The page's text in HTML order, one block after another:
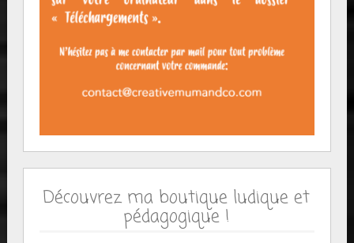
Découvrez ma boutique ludique et
pédagogique !